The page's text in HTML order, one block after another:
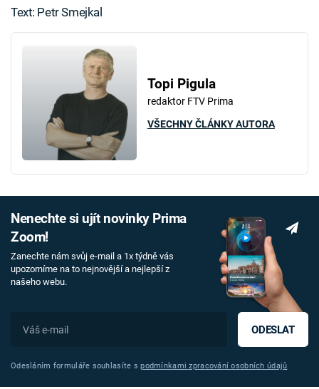
Text: Petr Smejkal
Topi Pigula
redaktor FTV Prima
VŠECHNY ČLÁNKY AUTORA
Nenechte si ujít novinky Prima
Zoom!
Zanechte nám svůj e-mail a 1x týdně vás
upozorníme na to nejnovější a nejlepší z
našeho webu.
ODESLAT
Odesláním formuláře souhlasíte spodmínkami zpracování osobních údajů